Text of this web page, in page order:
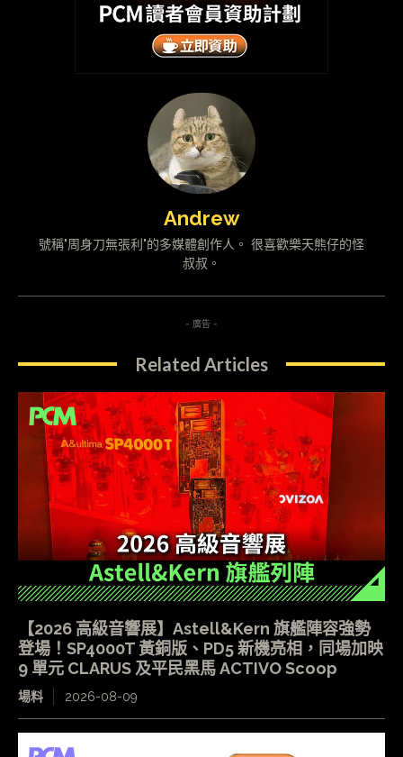
Andrew
號稱"周身刀無張利"的多媒體創作人。 很喜歡樂天熊仔的怪
叔叔。
- 廣告 -
Related Articles
【2026 高級音響展】Astell&Kern 旗艦陣容強勢
登場！SP4000T 黃銅版、PD5 新機亮相，同場加映
9 單元 CLARUS 及平民黑馬 ACTIVO Scoop
場料 2026-08-09